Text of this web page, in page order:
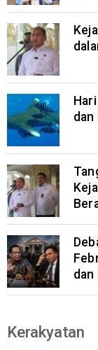
dan
dan
Kerakyatan